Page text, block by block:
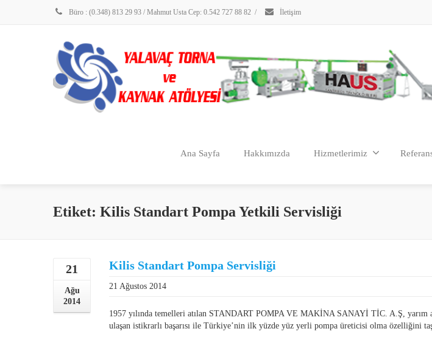
Büro : (0.348) 813 29 93 / Mahmut Usta Cep: 0.542 727 88 82 / İletişim
Ana Sayfa Hakkımızda Hizmetlerimiz
Etiket: Kilis Standart Pompa Yetkili Servisliği
21
Ağu
2014
Kilis Standart Pompa Servisliği
21 Ağustos 2014
1957 yılında temelleri atılan STANDART POMPA VE MAKİNA SANAYİ TİC. A.Ş, yarım
ulaşan istikrarlı başarısı ile Türkiye’nin ilk yüzde yüz yerli pompa üreticisi olma özelliğini